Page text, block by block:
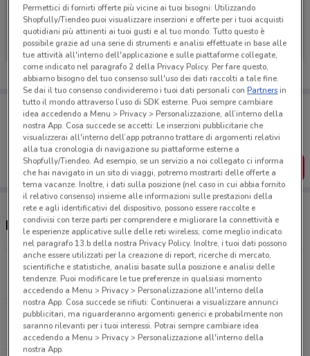
Ci dispiace, al momento non abbiamo pubblicato
volantini nella tua zona. Riprova più tardi.
Porta DoveConviene sempre con te!
Puoi trovare le migliori offerte dei negozi vicino a te,
salvarle e creare la tua lista del risparmio, comodamente
dal tuo cellulare.
SCARICA L’APP
Negozi Pavesini a Ladispoli
Piazza Giovanni Falcone Ladispoli
120 m
APERTO
Via Odelscalchi, 145 Ladispoli
796 m
APERTO
Permettici di fornirti offerte più vicine ai tuoi bisogni: Utilizzando
Shopfully/Tiendeo puoi visualizzare inserzioni e offerte per i tuoi acquisti
quotidiani più attinenti ai tuoi gusti e al tuo mondo. Tutto questo è
possibile grazie ad una serie di strumenti e analisi effettuate in base alle
tue attività all'interno dell'applicazione e sulle piattaforme collegate,
come indicato nel paragrafo 2 della Privacy Policy. Per fare questo,
abbiamo bisogno del tuo consenso sull'uso dei dati raccolti a tale fine.
Se dai il tuo consenso condivideremo i tuoi dati personali conPartnersin
tutto il mondo attraverso l’uso di SDK esterne. Puoi sempre cambiare
idea accedendo a Menu > Privacy > Personalizzazione, all’interno della
nostra App. Cosa succede se accetti: Le inserzioni pubblicitarie che
visualizzerai all'interno dell’app potranno trattare di argomenti relativi
alla tua cronologia di navigazione su piattaforme esterne a
Shopfully/Tiendeo. Ad esempio, se un servizio a noi collegato ci informa
che hai navigato in un sito di viaggi, potremo mostrarti delle offerte a
tema vacanze. Inoltre, i dati sulla posizione (nel caso in cui abbia fornito
il relativo consenso) insieme alle informazioni sulle prestazioni della
rete e agli identificativi del dispositivo, possono essere raccolte e
condivisi con terze parti per comprendere e migliorare la connettività e
le esperienze applicative sulle delle reti wireless, come meglio indicato
nel paragrafo 13.b della nostra Privacy Policy. Inoltre, i tuoi dati possono
anche essere utilizzati per la creazione di report, ricerche di mercato,
scientifiche e statistiche, analisi basate sulla posizione e analisi delle
tendenze. Puoi modificare le tue preferenze in qualsiasi momento
accedendo a Menu > Privacy > Personalizzazione all'interno della
nostra App. Cosa succede se rifiuti: Continuerai a visualizzare annunci
pubblicitari, ma riguarderanno argomenti generici e probabilmente non
saranno rilevanti per i tuoi interessi. Potrai sempre cambiare idea
accedendo a Menu > Privacy > Personalizzazione all'interno della
nostra App.